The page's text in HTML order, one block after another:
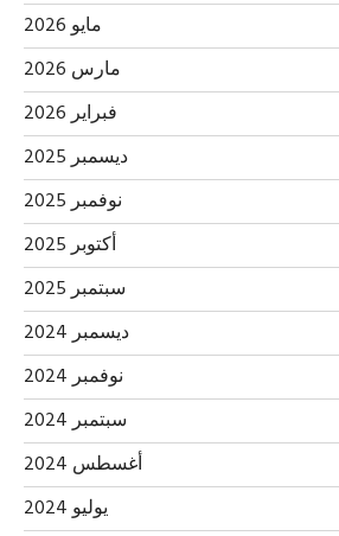
مايو 2026
مارس 2026
فبراير 2026
ديسمبر 2025
نوفمبر 2025
أكتوبر 2025
سبتمبر 2025
ديسمبر 2024
نوفمبر 2024
سبتمبر 2024
أغسطس 2024
يوليو 2024